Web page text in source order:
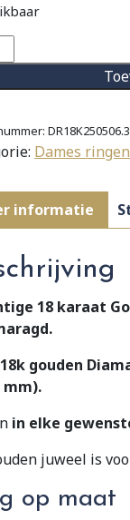
Dames ringen
informatie
18 karaat
18k gouden
mm).
in elke
juweel is
op maat